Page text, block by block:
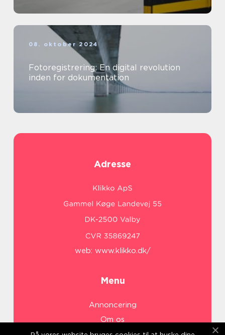
08. oktober 2024
Fotoregistrering: En digital revolution
inden for dokumentation
Adresse
web: www.klikko.dk/
Menu
Annoncering
Om os